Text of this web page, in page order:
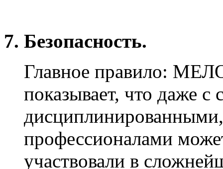
7. Безопасность.
Главное правило:
показывает, что даже
профессионалами
участвовали в